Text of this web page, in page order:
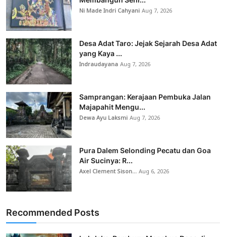
Ni Made Indri CahyaniAug 7, 2026
Desa Adat Taro: Jejak Sejarah Desa Adat
yang Kaya ...
IndraudayanaAug 7, 2026
Samprangan: Kerajaan Pembuka Jalan
Majapahit Mengu...
Dewa Ayu LaksmiAug 7, 2026
Pura Dalem Selonding Pecatu dan Goa
Air Sucinya: R...
Axel Clement Sison...Aug 6, 2026
Recommended Posts